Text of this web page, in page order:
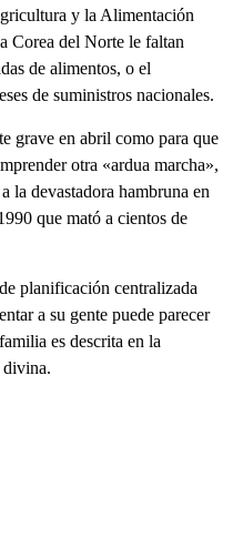
y la Alimentación
Corea del Norte le faltan
de alimentos, o el
de suministros nacionales.
grave en abril como para que
otra «ardua marcha»,
la devastadora hambruna en
que mató a cientos de
planificación centralizada
a su gente puede parecer
es descrita en la
divina.